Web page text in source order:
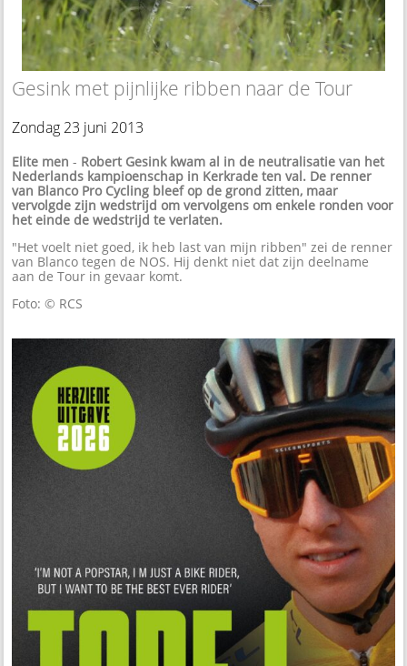
Gesink met pijnlijke ribben naar de Tour
Zondag 23 juni 2013
Elite men - Robert Gesink kwam al in de neutralisatie van het
Nederlands kampioenschap in Kerkrade ten val. De renner
van Blanco Pro Cycling bleef op de grond zitten, maar
vervolgde zijn wedstrijd om vervolgens om enkele ronden voor
het einde de wedstrijd te verlaten.
"Het voelt niet goed, ik heb last van mijn ribben" zei de renner
van Blanco tegen de NOS. Hij denkt niet dat zijn deelname
aan de Tour in gevaar komt.
Foto: © RCS